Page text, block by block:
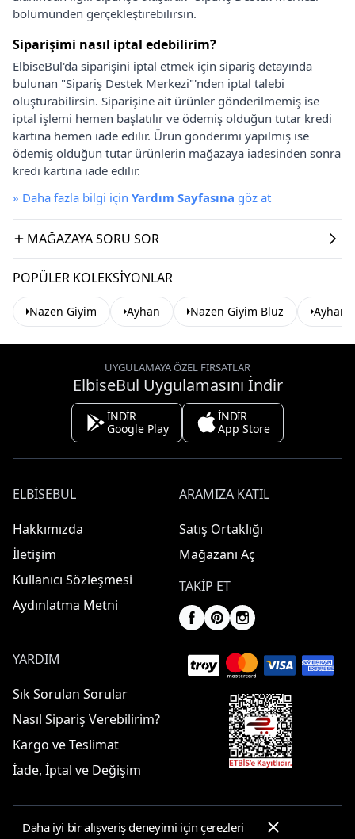
bölümünden gerçekleştirebilirsin.
Siparişimi nasıl iptal edebilirim?
ElbiseBul'da siparişini iptal etmek için sipariş detayında
bulunan "Sipariş Destek Merkezi"'nden iptal talebi
oluşturabilirsin. Siparişine ait ürünler gönderilmemiş ise
iptal işlemi hemen başlatılır ve ödemiş olduğun tutar kredi
kartına hemen iade edilir. Ürün gönderimi yapılmış ise
ödemiş olduğun tutar ürünlerin mağazaya iadesinden sonra
kredi kartına iade edilir.
» Daha fazla bilgi için Yardım Sayfasına göz at
MAĞAZAYA SORU SOR
POPÜLER KOLEKSIYONLAR
Nazen Giyim Ayhan Nazen Giyim Bluz Ayhan
UYGULAMAYA ÖZEL FIRSATLAR
ElbiseBul Uygulamasını İndir
İNDİR
Google Play
İNDİR
App Store
ELBISEBUL
Hakkımızda
İletişim
Kullanıcı Sözleşmesi
Aydınlatma Metni
ARAMIZA KATIL
Satış Ortaklığı
Mağazanı Aç
TAKIP ET
YARDIM
Sık Sorulan Sorular
Nasıl Sipariş Verebilirim?
Kargo ve Teslimat
İade, İptal ve Değişim
Daha iyi bir alışveriş deneyimi için çerezleri